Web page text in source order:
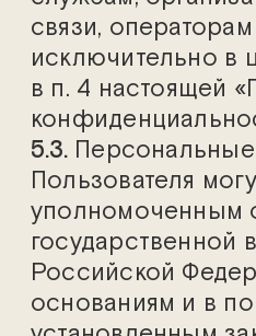
связи,
исключительно в
в п. 4 настоящей
5.3.
Пользователя
уполномоченным
государственной
Российской
основаниям и в